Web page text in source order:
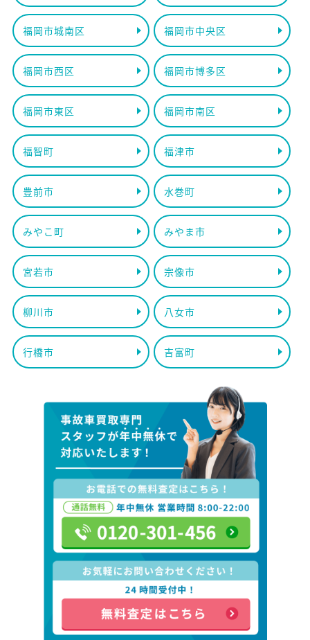
福岡市城南区 福岡市中央区
福岡市西区 福岡市博多区
福岡市東区 福岡市南区
福智町 福津市
豊前市 水巻町
みやこ町 みやま市
宮若市 宗像市
柳川市 八女市
行橋市 吉富町